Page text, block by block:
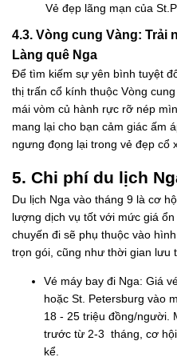
Vẻ đẹp lãng mạn của
4.3. Vòng cung Vàng: Trải
Làng quê Nga
Để tìm kiếm sự yên bình tuyệt
thị trấn cổ kính thuộc Vòng
mái vòm củ hành rực rỡ nép
mang lại cho bạn cảm giác ấm
ngưng đọng lại trong vẻ đẹp cổ
5. Chi phí du lịch
Du lịch Nga vào tháng 9 là cơ
lượng dịch vụ tốt với mức giá
chuyến đi sẽ phụ thuộc vào
trọn gói, cũng như thời gian lưu
Vé máy bay đi Nga: Giá
hoặc St. Petersburg vào
18 - 25 triệu đồng/người.
trước từ 2-3 tháng, cơ
kể.